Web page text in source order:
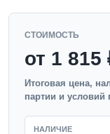
СТОИМОСТЬ
от 1 815
Итоговая цена,
партии и условий
НАЛИЧИЕ